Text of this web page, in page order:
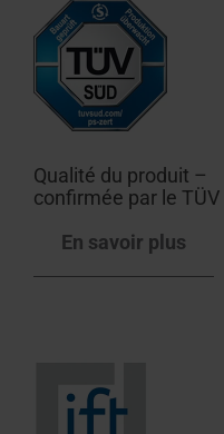
Qualité du produit –
confirmée par le TÜV
En savoir plus